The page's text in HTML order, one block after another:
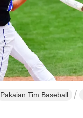
Pakaian Tim Baseball